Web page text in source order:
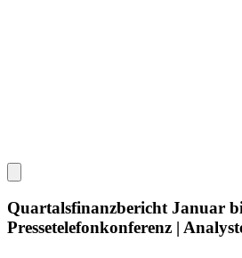
Quartalsfinanzbericht Januar
Pressetelefonkonferenz |